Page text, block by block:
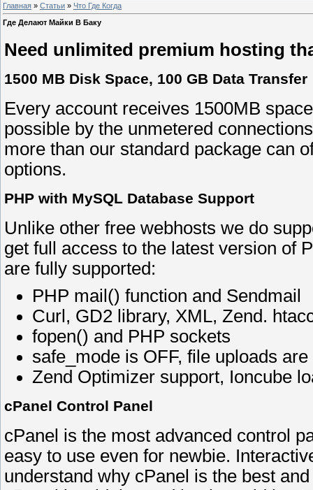
Главная » Статьи » Что Где Когда
Где Делают Майки В Баку
Need unlimited premium hosting
1500 MB Disk Space, 100 GB Data Transfer
Every account receives 1500MB
possible by the unmetered
more than our standard package can
options.
PHP with MySQL Database Support
Unlike other free webhosts we do
get full access to the latest version of
are fully supported:
PHP mail() function and Sendmail
Curl, GD2 library, XML, Zend.
fopen() and PHP sockets
safe_mode is OFF, file uploads are
Zend Optimizer support, Ioncube
cPanel Control Panel
cPanel is the most advanced control
easy to use even for newbie.
understand why cPanel is the best